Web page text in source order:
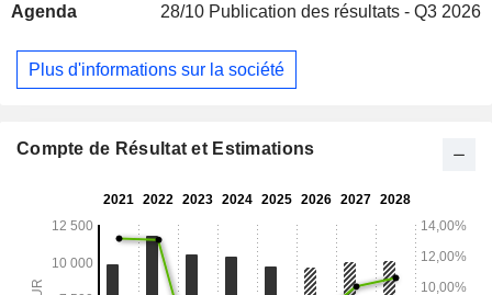
silicone destinés aux produits d'hygiène, etc. ; - autres
sources renouvelables. A fin 2025, le groupe dispose de 48
sites de production dans le monde. La répartition
Pologne (3%), Europe (20,2%), Chine (15,7%), Etats-Unis
Agenda 28/10 Publication des résultats - Q3 2026
Plus d'informations sur la société
Compte de Résultat et Estimations